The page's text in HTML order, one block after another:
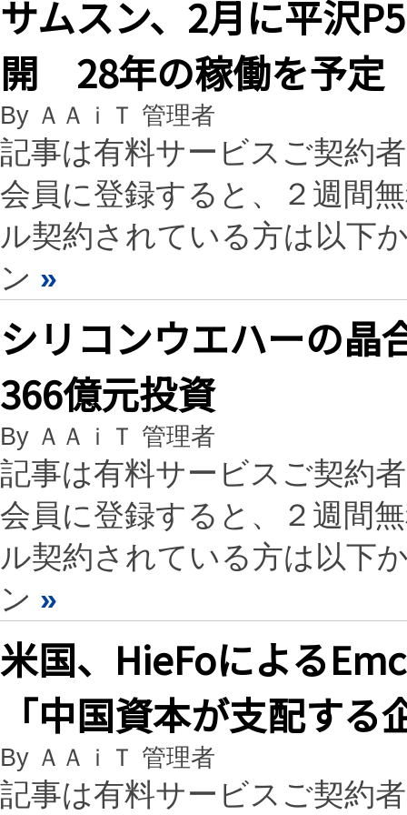
サムスン、2月に平沢
開 28年の稼働を予定
By ＡＡｉＴ 管理者
記事は有料サービスご契約
会員に登録すると、２週間
ル契約されている方は以下
ン »
シリコンウエハーの
366億元投資
By ＡＡｉＴ 管理者
記事は有料サービスご契約
会員に登録すると、２週間
ル契約されている方は以下
ン »
米国、HieFoによる
「中国資本が支配する
By ＡＡｉＴ 管理者
記事は有料サービスご契約